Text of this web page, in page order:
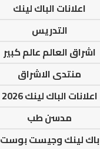
اعلانات الباك لينك
التدريس
اشراق العالم عالم كبير
منتدى الاشراق
اعلانات الباك لينك 2026
مدسن طب
باك لينك وجيست بوست